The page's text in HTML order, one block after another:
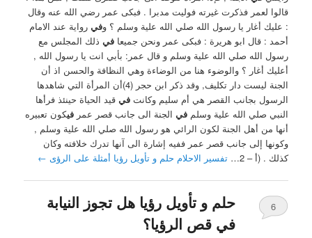
قالوا لعمر فذكرت غيرته فوليت مدبرا . فبكى عمر رضي الله عنه وقال
: عليك أغار يا رسول الله صلي الله علية وسلم ؟ ‏وفي رواية عند الامام
أحمد : قال ابو هريرة : فبكى عمر ونحن جميعافي ذلك المجلس مع
رسول الله صلي الله علية وسلم و قال عمر: بأبي انت يا رسول الله ,
أعليك أغار ؟ والوضوء هنا من الوضاءة وهي النظافة والحسن اذ أن
الجنة ليست دار تكليف, ‏وقد ذكر ابن حجر (4)أن المرأة التي شاهدها
الرسول بجانب القصر هي أم سليم ‏وكانتفي قيد الحياة حينئذ فرأها
النبي صلي الله علية وسلمفي الجنة الى جانب قصر عمرفيكون تعبيره
أنها من أهل الجنة لكون الرائي هو رسول الله صلي الله علية وسلم ,
وكونها إلى جانب قصر عمر ففيه إشارة الى آنها تدرك خلافته وكان
كذلك . ‏(أ – 2…
تفسير الاحلام حلم و تأويل رؤيا أمثلة على الرؤى ←
حلم و تأويل رؤيا هل تجوز النيابة
في قص الرؤيا؟
6